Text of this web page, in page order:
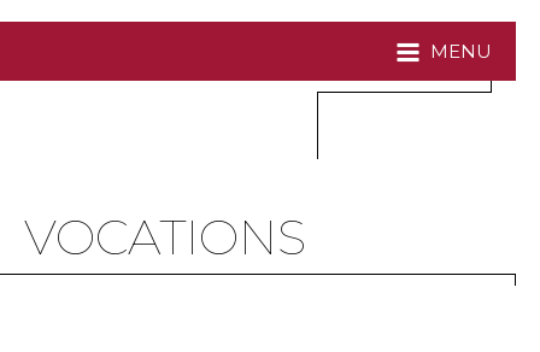
MENU
VOCATIONS